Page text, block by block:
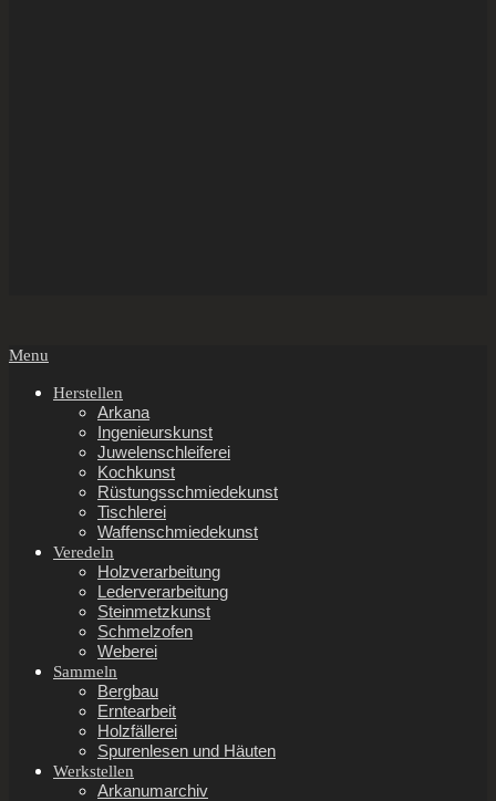
Secondary
Menu
Menu
Herstellen
Arkana
Ingenieurskunst
Juwelenschleiferei
Kochkunst
Rüstungsschmiedekunst
Tischlerei
Waffenschmiedekunst
Veredeln
Holzverarbeitung
Lederverarbeitung
Steinmetzkunst
Schmelzofen
Weberei
Sammeln
Bergbau
Erntearbeit
Holzfällerei
Spurenlesen und Häuten
Werkstellen
Arkanumarchiv